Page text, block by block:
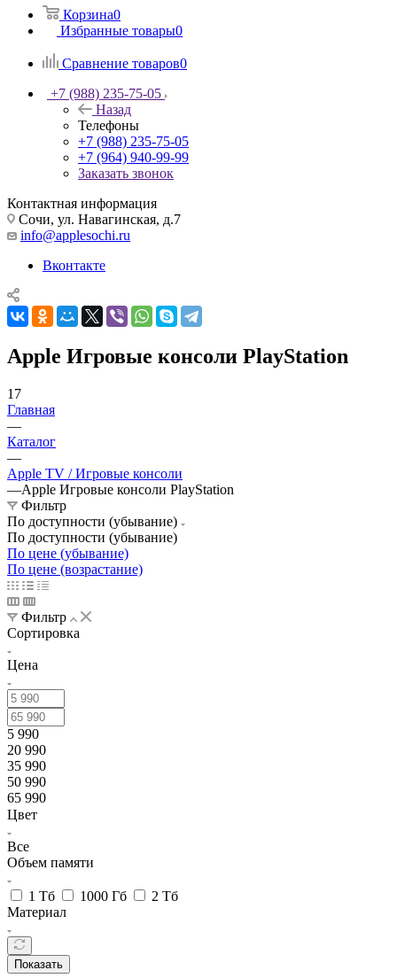
Корзина0
Избранные товары0
Сравнение товаров0
+7 (988) 235-75-05
Назад
Телефоны
+7 (988) 235-75-05
+7 (964) 940-99-99
Заказать звонок
Контактная информация
Сочи, ул. Навагинская, д.7
info@applesochi.ru
Вконтакте
Apple Игровые консоли PlayStation
17
Главная
—
Каталог
—
Apple TV / Игровые консоли
—Apple Игровые консоли PlayStation
Фильтр
По доступности (убывание)
По доступности (убывание)
По цене (убывание)
По цене (возрастание)
Фильтр
Сортировка
Цена
5 990
20 990
35 990
50 990
65 990
Цвет
Все
Объем памяти
1 Тб 1000 Гб
2 Тб
Материал
Показать